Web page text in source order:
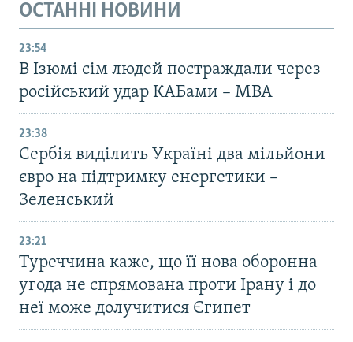
ОСТАННІ НОВИНИ
23:54
В Ізюмі сім людей постраждали через
російський удар КАБами – МВА
23:38
Сербія виділить Україні два мільйони
євро на підтримку енергетики –
Зеленський
23:21
Туреччина каже, що її нова оборонна
угода не спрямована проти Ірану і до
неї може долучитися Єгипет